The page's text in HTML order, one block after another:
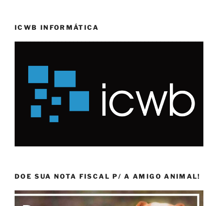
ICWB INFORMÁTICA
DOE SUA NOTA FISCAL P/ A AMIGO ANIMAL!